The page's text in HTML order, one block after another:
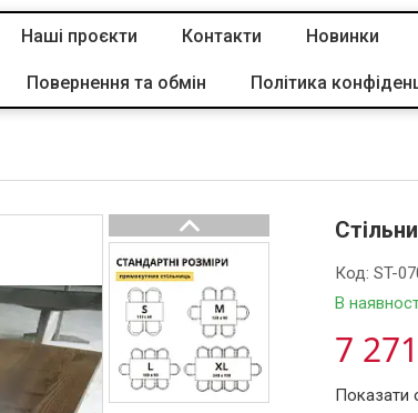
Наші проєкти Контакти Новинки
Повернення та обмін Політика
В
Код:ST-
7
Показати